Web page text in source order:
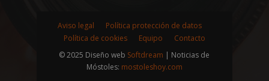
Aviso legal
Política protección de datos
Política de cookies
Equipo
Contacto
© 2025 Diseño web Softdream | Noticias de
Móstoles: mostoleshoy.com
sp_t
Spotify Inc.
.spotify.com